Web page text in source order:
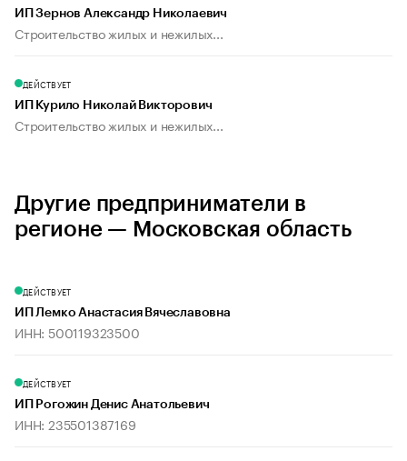
ИП Зернов Александр Николаевич
Строительство жилых и нежилых...
ДЕЙСТВУЕТ
ИП Курило Николай Викторович
Строительство жилых и нежилых...
Другие предприниматели в
регионе — Московская область
ДЕЙСТВУЕТ
ИП Лемко Анастасия Вячеславовна
ИНН: 500119323500
ДЕЙСТВУЕТ
ИП Рогожин Денис Анатольевич
ИНН: 235501387169